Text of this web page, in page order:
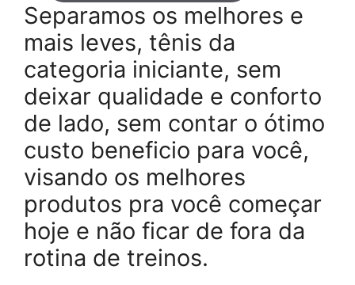
Separamos os melhores e
mais leves, tênis da
categoria iniciante, sem
deixar qualidade e conforto
de lado, sem contar o ótimo
custo beneficio para você,
visando os melhores
produtos pra você começar
hoje e não ficar de fora da
rotina de treinos.